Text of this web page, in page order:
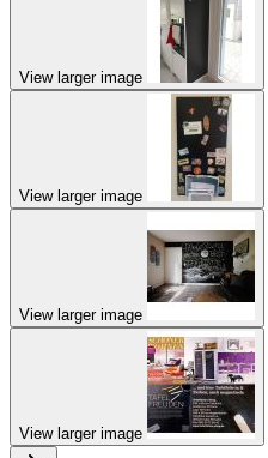
View larger image
View larger image
View larger image
View larger image